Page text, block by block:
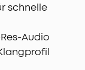
schnelle
Audio